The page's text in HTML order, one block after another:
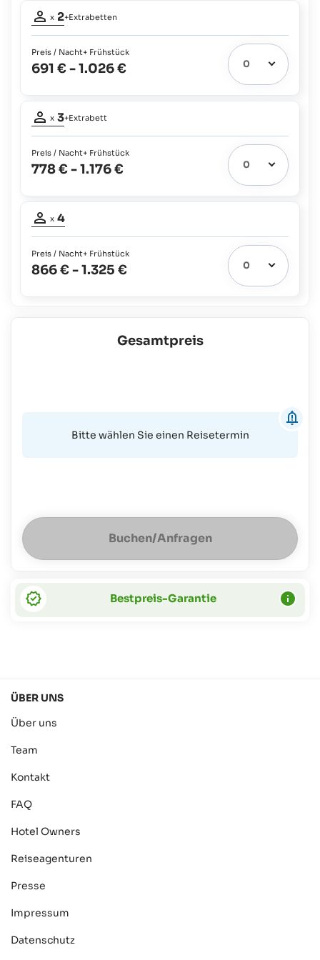
angeboten.)
Belegung
Extrabetten
möglich:
2
bis
zu
110 €plus 50% des
Verpflegungspreises
x 2+Extrabetten
Preis / Nacht+ Frühstück
691 €-1.026 €
Belegung
Extrabett
möglich:
1
bis
zu
110 €plus 50% des
Verpflegungspreises
x 3+Extrabett
Preis / Nacht+ Frühstück
778 €-1.176 €
Belegung
x 4
Preis / Nacht+ Frühstück
866 €-1.325 €
Gesamtpreis
Bitte wählen Sie einen Reisetermin
Buchen/Anfragen
Bestpreis-Garantie
ÜBER UNS
Über uns
Team
Kontakt
FAQ
Hotel Owners
Reiseagenturen
Presse
Impressum
Datenschutz